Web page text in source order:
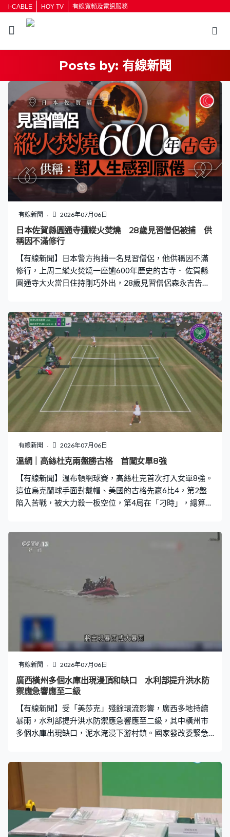
i-CABLE HOY TV 有線寬頻及電訊服務
Posts by: 有線新聞
按輸入鍵開始搜尋
有線新聞 2026年07月06日
日本佐賀縣圓通寺遭縱火焚燒 28歲見習僧侶被捕 供
稱因不滿修行
【有線新聞】日本警方拘捕一名見習僧侶，他供稱因不滿
修行，上周二縱火焚燒一座逾600年歷史的古寺． 佐賀縣
圓通寺大火當日住持剛巧外出，28歲見習僧侶森永吉告知
題遭斥責，又被人用木板拍打背部，加上修行量較其他僧
侶多，對人生的一切感到厭倦，所以才放火。
有線新聞 2026年07月06日
溫網｜高絲杜克兩盤勝古格 首闖女單8強
【有線新聞】溫布頓網球賽，高絲杜克首次打入女單8強。
這位烏克蘭球手面對戴帽、美國的古格先贏6比4，第2盤
陷入苦戰，被大力殺一板空位，第4局在「刁時」，總算保
多古格12次，碰網過，一樣反手打個精彩短球，大意失誤
少16次亦是勝出關鍵，連贏4局，贏多盤6比4，上年在澳
有線新聞 2026年07月06日
廣西橫州多個水庫出現漫頂和缺口 水利部提升洪水防
禦應急響應至二級
【有線新聞】受「美莎克」殘餘環流影響，廣西多地持續
暴雨，水利部提升洪水防禦應急響應至二級，其中橫州市
多個水庫出現缺口，泥水淹浸下游村鎮。國家發改委緊急
缺口湧出，迅速淹沒下游的村鎮，有村民家被洪水淹沒，
要逃上天台等待救援。除了六藍水庫，雲表水庫、六旺水
庫等亦發生險情，南寧市應急委已將防汛應急響應提升為
一級。 應急管理部緊急調派中國安能展開救援，安能集團
已從北京、南寧、長沙等地抽調350名專業救援人員，攜
同130台專業裝備馳援，各地救援力量亦陸續趕到橫州。